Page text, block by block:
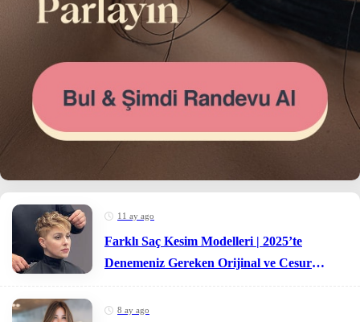
11 ay ago
Farklı Saç Kesim Modelleri | 2025’te
Denemeniz Gereken Orijinal ve Cesur
8 ay ago